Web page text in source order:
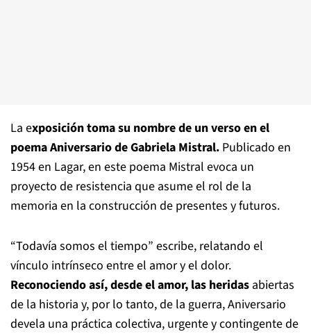
La exposición toma su nombre de un verso en el
poema Aniversario de Gabriela Mistral. Publicado en
1954 en Lagar, en este poema Mistral evoca un
proyecto de resistencia que asume el rol de la
memoria en la construcción de presentes y futuros.
“Todavía somos el tiempo” escribe, relatando el
vínculo intrínseco entre el amor y el dolor.
Reconociendo así, desde el amor, las heridas abiertas
de la historia y, por lo tanto, de la guerra, Aniversario
devela una práctica colectiva, urgente y contingente de